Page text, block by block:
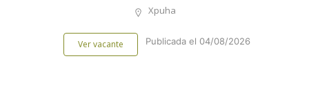
Xpuha
Ver vacante Publicada el 04/08/2026